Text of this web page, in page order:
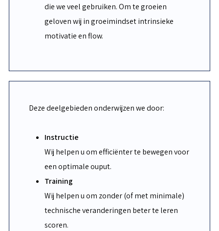
die we veel gebruiken. Om te groeien
geloven wij in groeimindset intrinsieke
motivatie en flow.
Deze deelgebieden onderwijzen we door:
Instructie
Wij helpen u om efficiënter te bewegen voor
een optimale ouput.
Training
Wij helpen u om zonder (of met minimale)
technische veranderingen beter te leren
scoren.